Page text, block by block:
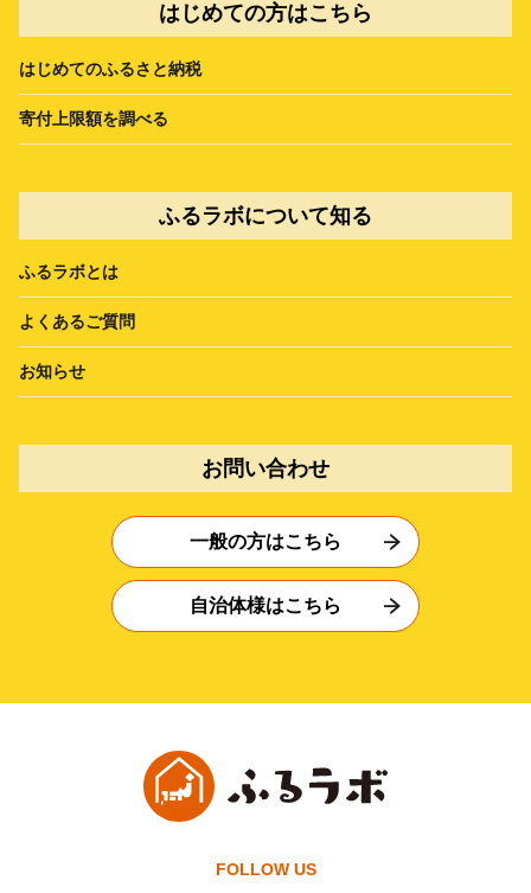
はじめての方はこちら
はじめてのふるさと納税
寄付上限額を調べる
ふるラボについて知る
ふるラボとは
よくあるご質問
お知らせ
お問い合わせ
一般の方はこちら
自治体様はこちら
FOLLOW US